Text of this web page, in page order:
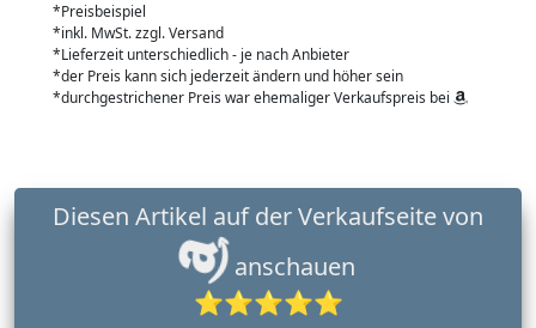
*Preisbeispiel
*inkl. MwSt. zzgl. Versand
*Lieferzeit unterschiedlich - je nach Anbieter
*der Preis kann sich jederzeit ändern und höher sein
*durchgestrichener Preis war ehemaliger Verkaufspreis bei
anschauen
⭐⭐⭐⭐⭐